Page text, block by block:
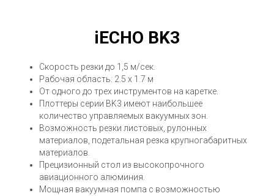
iECHO BK3
Скорость резки до 1,5 м/сек.
Рабочая область: 2.5 х 1.7 м
От одного до трех инструментов на каретке.
Плоттеры серии BK3 имеют наибольшее
количество управляемых вакуумных зон.
Возможность резки листовых, рулонных
материалов, подетальная резка крупногабаритных
материалов.
Прецизионный стол из высокопрочного
авиационного алюминия.
Мощная вакуумная помпа с возможностью